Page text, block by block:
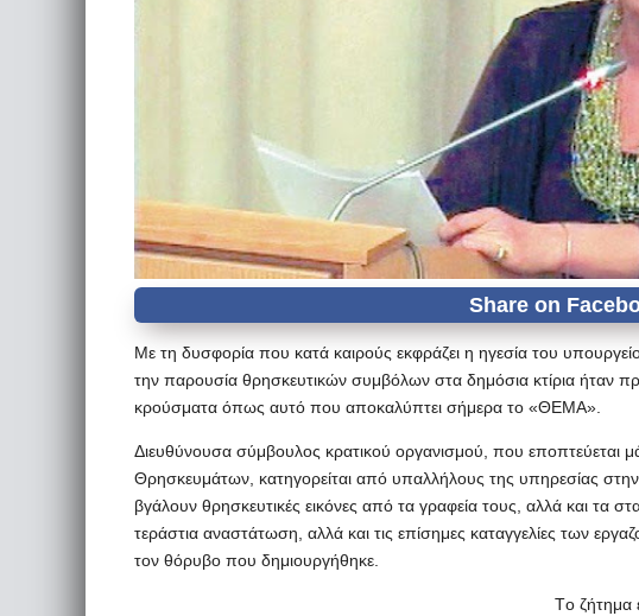
Με τη δυσφορία που κατά καιρούς εκφράζει η ηγεσία του
την παρουσία θρησκευτικών συμβόλων στα δημόσια κτίρια ήταν
κρούσματα όπως αυτό που αποκαλύπτει σήμερα το «ΘΕΜΑ».
Διευθύνουσα σύμβουλος κρατικού οργανισμού, που εποπτεύεται
Θρησκευμάτων, κατηγορείται από υπαλλήλους της υπηρεσίας
βγάλουν θρησκευτικές εικόνες από τα γραφεία τους, αλλά και τα
τεράστια αναστάτωση, αλλά και τις επίσημες καταγγελίες των
τον θόρυβο που δημιουργήθηκε.
Tο ζήτημα